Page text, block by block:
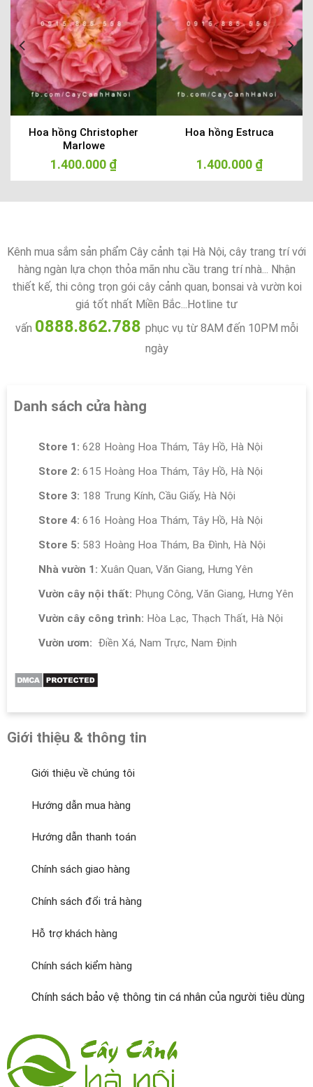
Hoa hồng Christopher
Marlowe
1.400.000 ₫
Hoa hồng Estruca
1.400.000 ₫
Kênh mua sắm sản phẩm Cây cảnh tại Hà Nội, cây trang trí với
hàng ngàn lựa chọn thỏa mãn nhu cầu trang trí nhà... Nhận
thiết kế, thi công trọn gói cây cảnh quan, bonsai và vườn koi
giá tốt nhất Miền Bắc...Hotline tư
vấn 0888.862.788 phục vụ từ 8AM đến 10PM mỗi
ngày
Danh sách cửa hàng
Store 1: 628 Hoàng Hoa Thám, Tây Hồ, Hà Nội
Store 2: 615 Hoàng Hoa Thám, Tây Hồ, Hà Nội
Store 3: 188 Trung Kính, Cầu Giấy, Hà Nội
Store 4: 616 Hoàng Hoa Thám, Tây Hồ, Hà Nội
Store 5: 583 Hoàng Hoa Thám, Ba Đình, Hà Nội
Nhà vườn 1: Xuân Quan, Văn Giang, Hưng Yên
Vườn cây nội thất: Phụng Công, Văn Giang, Hưng Yên
Vườn cây công trình: Hòa Lạc, Thạch Thất, Hà Nội
Vườn ươm: Điền Xá, Nam Trực, Nam Định
Giới thiệu & thông tin
Giới thiệu về chúng tôi
Hướng dẫn mua hàng
Hướng dẫn thanh toán
Chính sách giao hàng
Chính sách đổi trả hàng
Hỗ trợ khách hàng
Chính sách kiểm hàng
Chính sách bảo vệ thông tin cá nhân của người tiêu dùng